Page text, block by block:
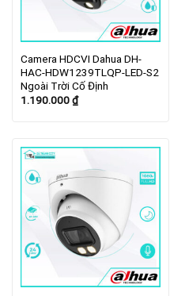
Camera HDCVI Dahua DH-
HAC-HDW1239TLQP-LED-S2
Ngoài Trời Cố Định
1.190.000₫